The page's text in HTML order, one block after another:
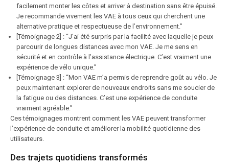
facilement monter les côtes et arriver à destination sans être épuisé.
Je recommande vivement les VAE à tous ceux qui cherchent une
alternative pratique et respectueuse de l’environnement.”
[Témoignage 2] : “J’ai été surpris par la facilité avec laquelle je peux
parcourir de longues distances avec mon VAE. Je me sens en
sécurité et en contrôle à l’assistance électrique. C’est vraiment une
expérience de vélo unique.”
[Témoignage 3] : “Mon VAE m’a permis de reprendre goût au vélo. Je
peux maintenant explorer de nouveaux endroits sans me soucier de
la fatigue ou des distances. C’est une expérience de conduite
vraiment agréable.”
Ces témoignages montrent comment les VAE peuvent transformer
l’expérience de conduite et améliorer la mobilité quotidienne des
utilisateurs.
Des trajets quotidiens transformés